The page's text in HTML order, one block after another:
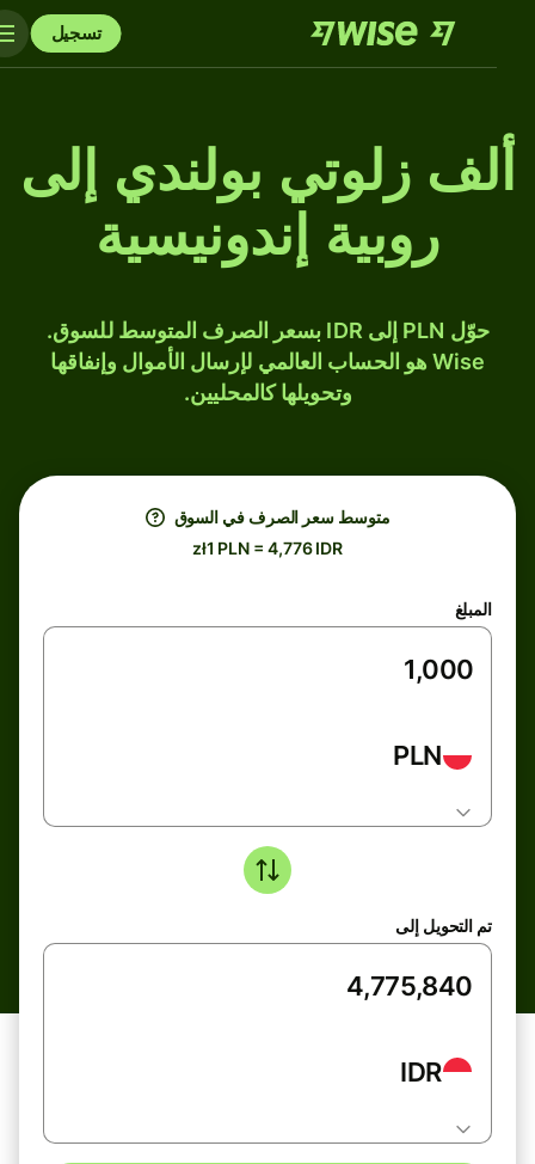
تسجيل
ألف زلوتي بولندي إلى
روبية إندونيسية
حوّل PLN إلى IDR بسعر الصرف المتوسط للسوق.
Wise هو الحساب العالمي لإرسال الأموال وإنفاقها
وتحويلها كالمحليين.
متوسط ​​سعر الصرف في السوق
zł1 PLN = 4,776 IDR
المبلغ
PLN
تم التحويل إلى
IDR